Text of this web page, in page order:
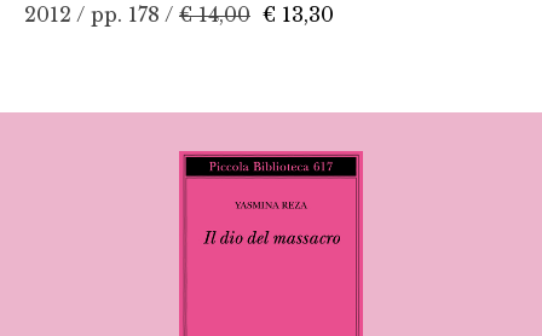
2012 / pp. 178 / € 14,00 € 13,30